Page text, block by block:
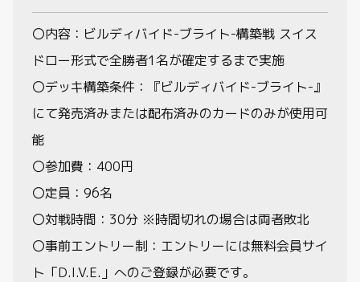
〇内容：ビルディバイド-ブライト-構築戦 スイス
ドロー形式で全勝者1名が確定するまで実施
〇デッキ構築条件：『ビルディバイド-ブライト-』
にて発売済みまたは配布済みのカードのみが使用可
能
〇参加費：400円
〇定員：96名
〇対戦時間：30分 ※時間切れの場合は両者敗北
〇事前エントリー制：エントリーには無料会員サイ
ト「D.I.V.E.」へのご登録が必要です。